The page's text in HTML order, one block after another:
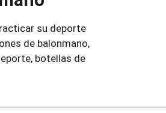
su deporte
de balonmano,
botellas de